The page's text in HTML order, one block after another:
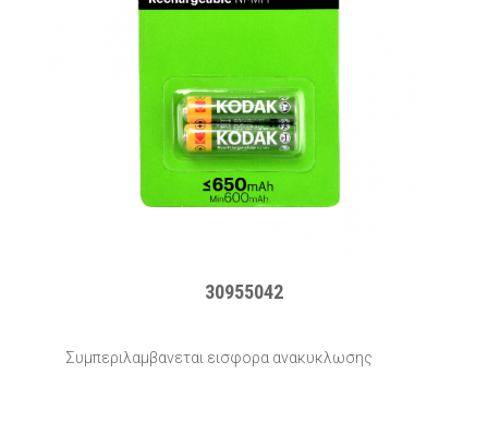
30955042
Συμπεριλαμβανεται εισφορα ανακυκλωσης